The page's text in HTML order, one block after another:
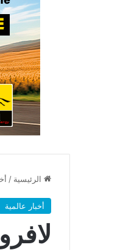
الرئيسية /
أخبار عالمية